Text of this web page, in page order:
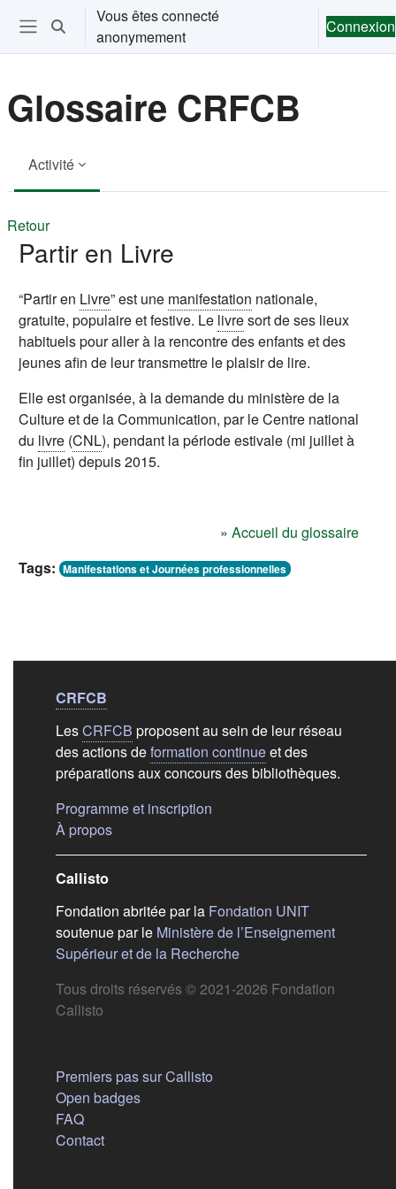
Passer au contenu principal
Ouvrir le menu de navigation
Activer/désactiver la saisie de recherche
Vous êtes connecté
anonymement
Connexion
Glossaire CRFCB
Activité
Retour
Partir en Livre
“Partir en Livre” est une manifestation nationale,
gratuite, populaire et festive. Le livresort de ses lieux
habituels pour aller à la rencontre des enfants et des
jeunes afin de leur transmettre le plaisir de lire.
Elle est organisée, à la demande du ministère de la
Cultureet de la Communication, par le Centre national
du livre(CNL), pendant la période estivale (mi juillet à
fin juillet) depuis 2015.
» Accueil du glossaire
Tags: Manifestations et Journées professionnelles
Liens de bas de
CRFCB
LesCRFCB proposent au sein de leur réseau
des actions deformation continueet des
préparations aux concours des bibliothèques.
Programme et inscription
À propos(s'ouvre dans un nouvel onglet)
Callisto
Fondation abritée par la Fondation UNIT(s'ouvre
soutenue par le Ministère de l’Enseignement
Supérieur et de la Recherche(s'ouvre dans un nouvel
Tous droits réservés © 2021-2026 Fondation
Callisto
Premiers pas sur Callisto
Open badges
FAQ
Contact